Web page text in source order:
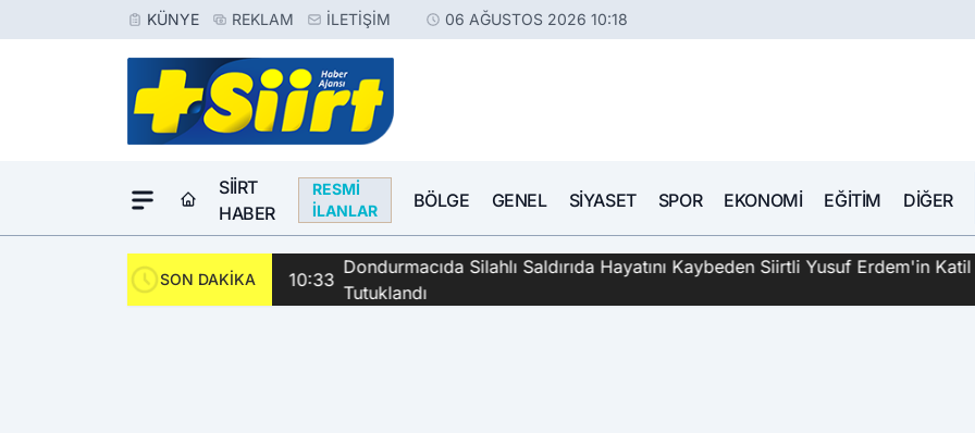
KÜNYE REKLAM İLETIŞIM 06 AĞUSTOS 2026 10:18
SIIRT
HABER
RESMI
İLANLAR
BÖLGE GENEL SIYASET SPOR EKONOMI EĞITIM DIĞER
SON DAKİKA 10:33
Dondurmacıda Silahlı Saldırıda Hayatını Kaybeden Siirtli Yusuf Erdem'in
Tutuklandı